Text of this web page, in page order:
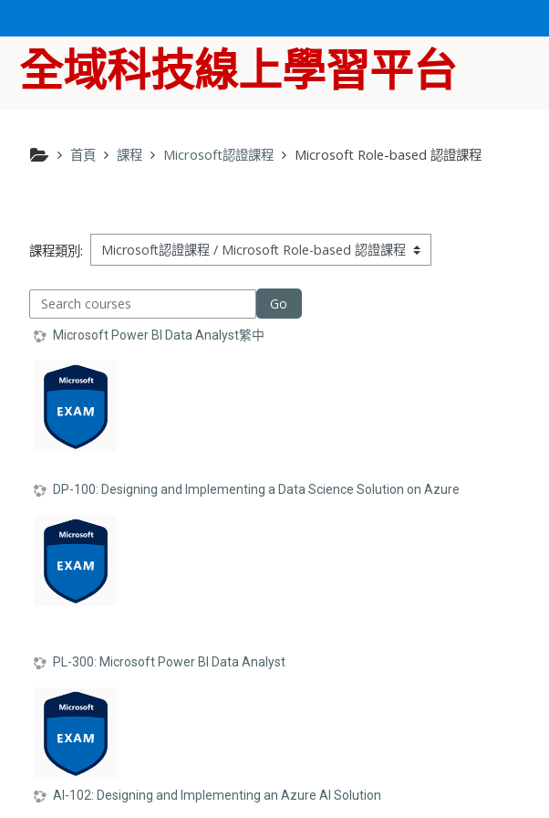
全域科技線上學習平台
首頁 課程 Microsoft認證課程 Microsoft Role-based 認證課程
課程類別:
courses Go
Microsoft Power BI Data Analyst繁中
DP-100: Designing and Implementing a Data Science Solution on Azure
PL-300: Microsoft Power BI Data Analyst
AI-102: Designing and Implementing an Azure AI Solution